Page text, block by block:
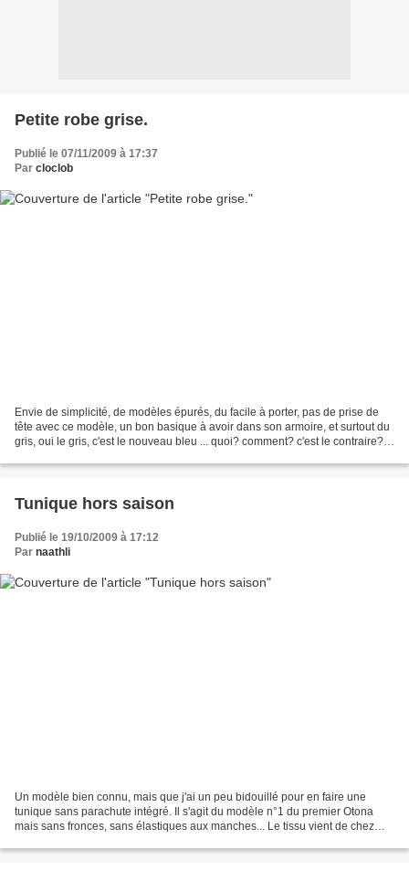
Petite robe grise.
Publié le 07/11/2009 à 17:37
Par cloclob
Envie de simplicité, de modèles épurés, du facile à porter, pas de prise de
tête avec ce modèle, un bon basique à avoir dans son armoire, et surtout du
gris, oui le gris, c'est le nouveau bleu ... quoi? comment? c'est le contraire?
Tunique hors saison
Publié le 19/10/2009 à 17:12
Par naathli
Un modèle bien connu, mais que j'ai un peu bidouillé pour en faire une
tunique sans parachute intégré. Il s'agit du modèle n°1 du premier Otona
mais sans fronces, sans élastiques aux manches... Le tissu vient de chez